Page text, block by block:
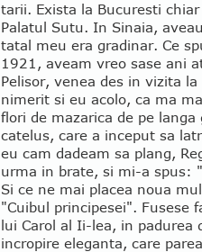
tarii. Exista la Bucuresti
Palatul Sutu. In Sinaia,
tatal meu era gradinar. Ce
1921, aveam vreo sase ani
Pelisor, venea des in vizita
nimerit si eu acolo, ca ma
flori de mazarica de pe
catelus, care a inceput sa
eu cam dadeam sa plang,
urma in brate, si mi-a spus:
Si ce ne mai placea noua
"Cuibul principesei". Fusese
lui Carol al Ii-lea, in padurea
incropire eleganta, care